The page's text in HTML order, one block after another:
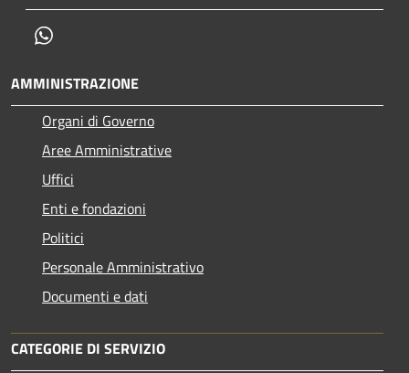
AMMINISTRAZIONE
Organi di Governo
Aree Amministrative
Uffici
Enti e fondazioni
Politici
Personale Amministrativo
Documenti e dati
CATEGORIE DI SERVIZIO